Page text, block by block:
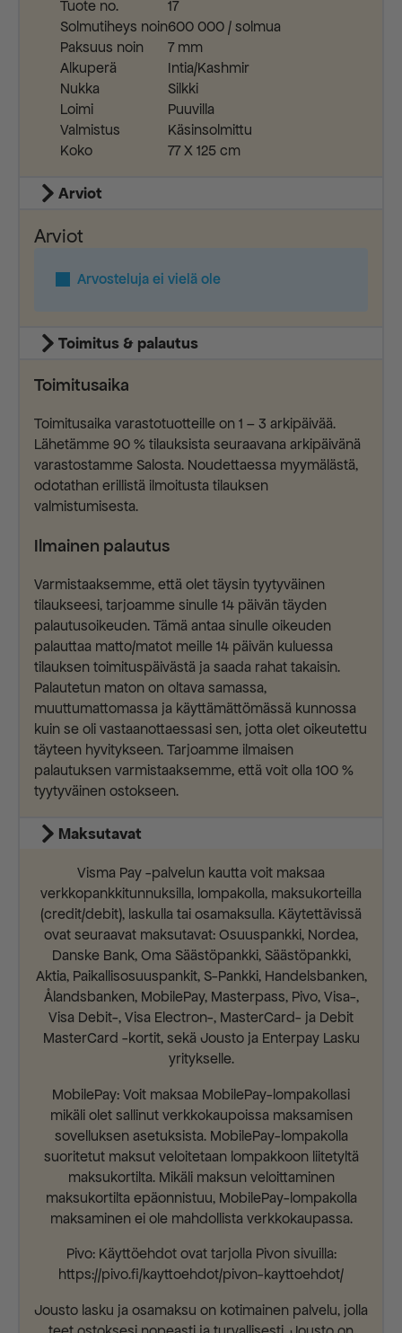
Tuote no.
17
Solmutiheys noin600 000 / solmua
Paksuus noin
7 mm
Alkuperä
Intia/Kashmir
Nukka
Silkki
Loimi
Puuvilla
Valmistus
Käsinsolmittu
Koko
77 X 125 cm
Arviot
Arviot
Arvosteluja ei vielä ole
Toimitus & palautus
Toimitusaika
Toimitusaika varastotuotteille on 1 – 3 arkipäivää.
Lähetämme 90 % tilauksista seuraavana arkipäivänä
varastostamme Salosta. Noudettaessa myymälästä,
odotathan erillistä ilmoitusta tilauksen
valmistumisesta.
Ilmainen palautus
Varmistaaksemme, että olet täysin tyytyväinen
tilaukseesi, tarjoamme sinulle 14 päivän täyden
palautusoikeuden. Tämä antaa sinulle oikeuden
palauttaa matto/matot meille 14 päivän kuluessa
tilauksen toimituspäivästä ja saada rahat takaisin.
Palautetun maton on oltava samassa,
muuttumattomassa ja käyttämättömässä kunnossa
kuin se oli vastaanottaessasi sen, jotta olet oikeutettu
täyteen hyvitykseen. Tarjoamme ilmaisen
palautuksen varmistaaksemme, että voit olla 100 %
tyytyväinen ostokseen.
Maksutavat
Visma Pay -palvelun kautta voit maksaa
verkkopankkitunnuksilla, lompakolla, maksukorteilla
(credit/debit), laskulla tai osamaksulla. Käytettävissä
ovat seuraavat maksutavat: Osuuspankki, Nordea,
Danske Bank, Oma Säästöpankki, Säästöpankki,
Aktia, Paikallisosuuspankit, S-Pankki, Handelsbanken,
Ålandsbanken, MobilePay, Masterpass, Pivo, Visa-,
Visa Debit-, Visa Electron-, MasterCard- ja Debit
MasterCard -kortit, sekä Jousto ja Enterpay Lasku
yritykselle.
MobilePay: Voit maksaa MobilePay-lompakollasi
mikäli olet sallinut verkkokaupoissa maksamisen
sovelluksen asetuksista. MobilePay-lompakolla
suoritetut maksut veloitetaan lompakkoon liitetyltä
maksukortilta. Mikäli maksun veloittaminen
maksukortilta epäonnistuu, MobilePay-lompakolla
maksaminen ei ole mahdollista verkkokaupassa.
Pivo: Käyttöehdot ovat tarjolla Pivon sivuilla:
https://pivo.fi/kayttoehdot/pivon-kayttoehdot/
Jousto lasku ja osamaksu on kotimainen palvelu, jolla